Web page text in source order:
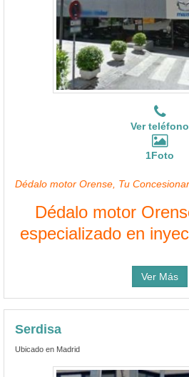
Ver teléfono
1Foto
Dédalo motor Orense, Tu
Dédalo motor
especializado en
Ver Más
Serdisa
Ubicado en Madrid